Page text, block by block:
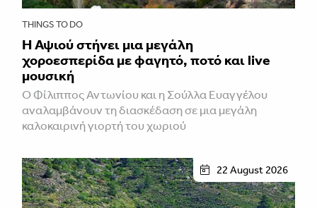
THINGS TO DO
Η Αψιού στήνει μια μεγάλη
χοροεσπερίδα με φαγητό, ποτό και live
μουσική
Ο Φίλιππος Αντωνίου και η Σούλλα Ευαγγέλου
αναλαμβάνουν τη διασκέδαση σε μια μεγάλη
καλοκαιρινή γιορτή του χωριού
22 August 2026